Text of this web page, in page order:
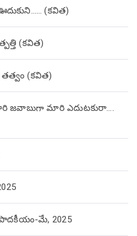
(కవిత)
(కవిత)
తత్వం (కవిత)
జవాబుగా మారి ఎదుటకురా….
మే, 2025